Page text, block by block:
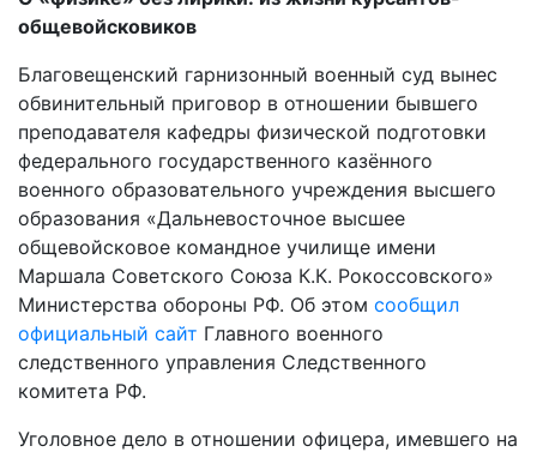
общевойсковиков
Благовещенский гарнизонный военный суд вынес
обвинительный приговор в отношении бывшего
преподавателя кафедры физической подготовки
федерального государственного казённого
военного образовательного учреждения высшего
образования «Дальневосточное высшее
общевойсковое командное училище имени
Маршала Советского Союза К.К. Рокоссовского»
Министерства обороны РФ. Об этом сообщил
официальный сайт Главного военного
следственного управления Следственного
комитета РФ.
Уголовное дело в отношении офицера, имевшего на